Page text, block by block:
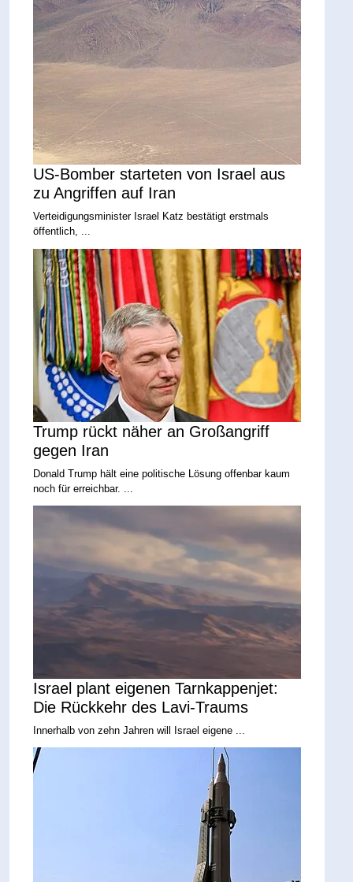
US-Bomber starteten von Israel aus
zu Angriffen auf Iran
Verteidigungsminister Israel Katz bestätigt erstmals
öffentlich, ...
Trump rückt näher an Großangriff
gegen Iran
Donald Trump hält eine politische Lösung offenbar kaum
noch für erreichbar. ...
Israel plant eigenen Tarnkappenjet:
Die Rückkehr des Lavi-Traums
Innerhalb von zehn Jahren will Israel eigene ...